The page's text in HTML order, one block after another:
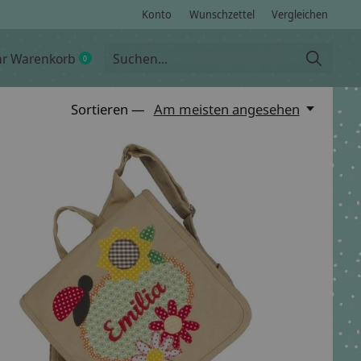
Konto Wunschzettel Vergleichen
Warenkorb 0items
Sortieren — Am meisten angesehen